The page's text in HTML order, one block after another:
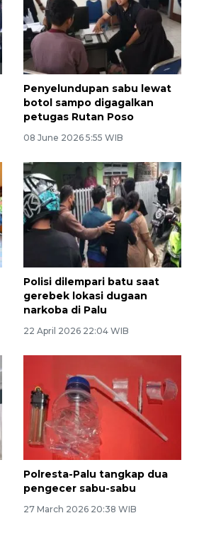
Penyelundupan sabu lewat
botol sampo digagalkan
petugas Rutan Poso
08 June 2026 5:55 WIB
Polisi dilempari batu saat
gerebek lokasi dugaan
narkoba di Palu
22 April 2026 22:04 WIB
Polresta-Palu tangkap dua
pengecer sabu-sabu
27 March 2026 20:38 WIB